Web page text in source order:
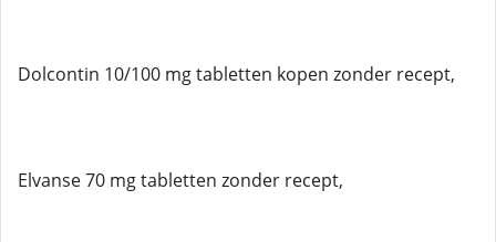
Dolcontin 10/100 mg tabletten kopen zonder recept,
Elvanse 70 mg tabletten zonder recept,